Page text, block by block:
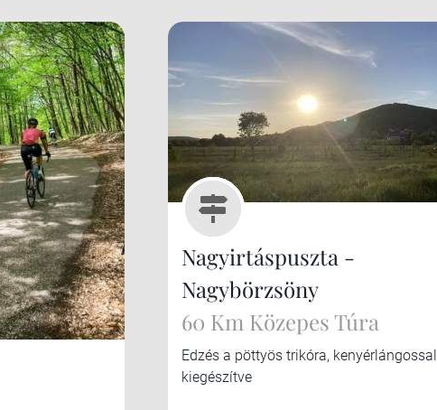
Nagyirtáspuszta -
Nagybörzsöny
60 Km Közepes Túra
Edzés a pöttyös trikóra, kenyérlángossal
kiegészítve